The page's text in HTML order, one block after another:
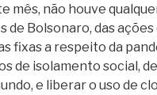
mês, não houve
de Bolsonaro, das
fixas a respeito da
de isolamento social,
e liberar o uso de